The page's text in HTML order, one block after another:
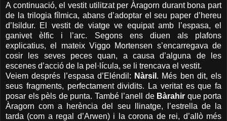
A continuació, el vestit utilitzat per Àragorn durant bona part
de la trilogia fílmica, abans d’adoptar el seu paper d’hereu
d’Isildur. El vestit de viatge ve equipat amb l’espasa, el
ganivet èlfic i l’arc. Segons ens diuen als plafons
explicatius, el mateix Viggo Mortensen s’encarregava de
cosir les seves peces quan, a causa d’alguna de les
escenes d’acció de la pel·lícula, se li trencava el vestit.
Veiem després l’espasa d’Eléndil: Nàrsil . Més ben dit, els
seus fragments, perfectament dividits. La veritat es que fa
posar els pèls de punta. També l’anell de Bàrahir que porta
Àragorn com a herència del seu llinatge, l’estrella de la
tarda (com a regal d’Arwen) i la corona de rei, d’allò més